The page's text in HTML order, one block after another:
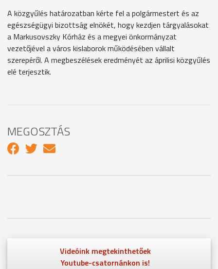
A közgyűlés határozatban kérte fel a polgármestert és az
egészségügyi bizottság elnökét, hogy kezdjen tárgyalásokat
a Markusovszky Kórház és a megyei önkormányzat
vezetőjével a város kislaborok működésében vállalt
szerepéről. A megbeszélések eredményét az áprilisi közgyűlés
elé terjesztik.
MEGOSZTÁS
Videóink megtekinthetőek
Youtube-csatornánkon is!